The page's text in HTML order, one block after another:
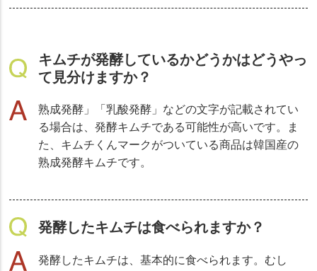
キムチが発酵しているかどうかはどうやっ
て見分けますか？
熟成発酵」「乳酸発酵」などの文字が記載されてい
る場合は、発酵キムチである可能性が高いです。ま
た、キムチくんマークがついている商品は韓国産の
熟成発酵キムチです。
発酵したキムチは食べられますか？
発酵したキムチは、基本的に食べられます。むし